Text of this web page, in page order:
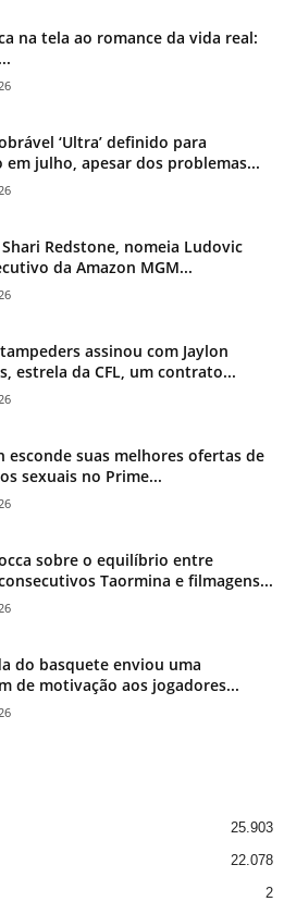
na tela ao romance da vida real:
‘Ultra’ definido para
em julho, apesar dos problemas...
Redstone, nomeia Ludovic
da Amazon MGM...
assinou com Jaylon
estrela da CFL, um contrato...
esconde suas melhores ofertas de
sexuais no Prime...
sobre o equilíbrio entre
Taormina e filmagens...
do basquete enviou uma
de motivação aos jogadores...
25.903
22.078
2